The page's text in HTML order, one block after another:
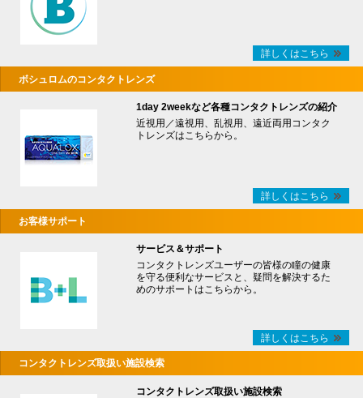
詳しくはこちら
ボシュロムのコンタクトレンズ
1day 2weekなど各種コンタクトレンズの紹介
近視用／遠視用、乱視用、遠近両用コンタク
トレンズはこちらから。
詳しくはこちら
お客様サポート
サービス＆サポート
コンタクトレンズユーザーの皆様の瞳の健康
を守る便利なサービスと、疑問を解決するた
めのサポートはこちらから。
詳しくはこちら
コンタクトレンズ取扱い施設検索
コンタクトレンズ取扱い施設検索